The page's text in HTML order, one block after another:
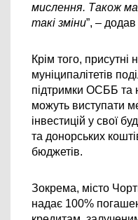
мислення. Також
такі зміни”, –
Крім того, присутні
муніципалітетів
підтримки ОСББ
можуть виступати
інвестицій у свої
та донорських
бюджетів.
Зокрема, місто
надає 100%